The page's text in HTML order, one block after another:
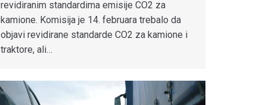
revidiranim standardima emisije CO2 za
kamione. Komisija je 14. februara trebalo da
objavi revidirane standarde CO2 za kamione i
traktore, ali…